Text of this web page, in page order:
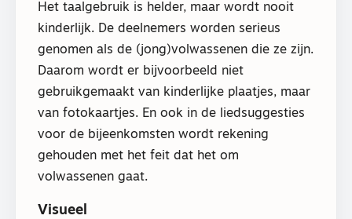
Het taalgebruik is helder, maar wordt nooit
kinderlijk. De deelnemers worden serieus
genomen als de (jong)volwassenen die ze zijn.
Daarom wordt er bijvoorbeeld niet
gebruikgemaakt van kinderlijke plaatjes, maar
van fotokaartjes. En ook in de liedsuggesties
voor de bijeenkomsten wordt rekening
gehouden met het feit dat het om
volwassenen gaat.
Visueel